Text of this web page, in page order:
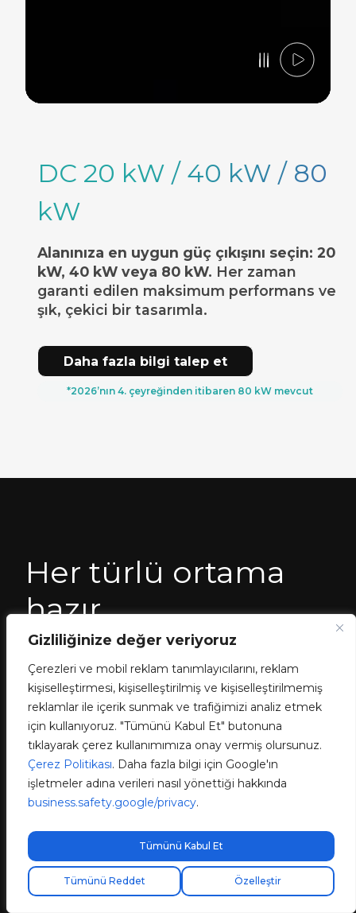
Gizliliğinize değer veriyoruz
Çerezleri ve mobil reklam tanımlayıcılarını, reklam
kişiselleştirmesi, kişiselleştirilmiş ve kişiselleştirilmemiş
reklamlar ile içerik sunmak ve trafiğimizi analiz etmek
için kullanıyoruz. "Tümünü Kabul Et" butonuna
tıklayarak çerez kullanımımıza onay vermiş olursunuz.
Çerez Politikası. Daha fazla bilgi için Google'ın
işletmeler adına verileri nasıl yönettiği hakkında
business.safety.google/privacy.
Özelleştir
Tümünü Reddet
Tümünü Kabul Et
DC 20 kW / 40 kW / 80
kW
Alanınıza en uygun güç çıkışını seçin: 20
kW, 40 kW veya 80 kW. Her zaman
garanti edilen maksimum performans ve
şık, çekici bir tasarımla.
Daha fazla bilgi talep et
*2026’nın 4. çeyreğinden itibaren 80 kW mevcut
Her türlü ortama
hazır
Duvara veya
kaideye hızlı ve
kolay bir şekilde
monte edilir
Ücretsiz ekspres kargo!